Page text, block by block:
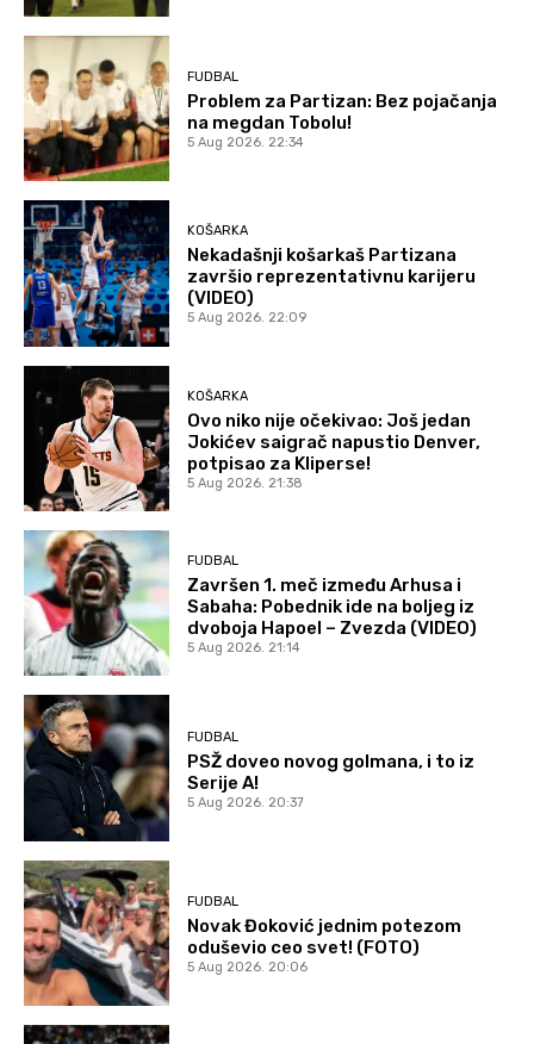
FUDBAL
Problem za Partizan: Bez pojačanja
na megdan Tobolu!
5 Aug 2026. 22:34
KOŠARKA
Nekadašnji košarkaš Partizana
završio reprezentativnu karijeru
(VIDEO)
5 Aug 2026. 22:09
KOŠARKA
Ovo niko nije očekivao: Još jedan
Jokićev saigrač napustio Denver,
potpisao za Kliperse!
5 Aug 2026. 21:38
FUDBAL
Završen 1. meč između Arhusa i
Sabaha: Pobednik ide na boljeg iz
dvoboja Hapoel – Zvezda (VIDEO)
5 Aug 2026. 21:14
FUDBAL
PSŽ doveo novog golmana, i to iz
Serije A!
5 Aug 2026. 20:37
FUDBAL
Novak Đoković jednim potezom
oduševio ceo svet! (FOTO)
5 Aug 2026. 20:06